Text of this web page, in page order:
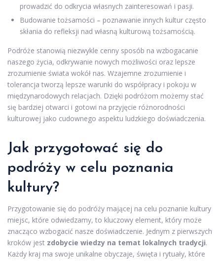
prowadzić do odkrycia własnych zainteresowań i pasji.
Budowanie tożsamości – poznawanie innych kultur często
skłania do refleksji nad własną kulturową tożsamością.
Podróże stanowią niezwykle cenny sposób na wzbogacanie
naszego życia, odkrywanie nowych możliwości oraz lepsze
zrozumienie świata wokół nas. Wzajemne zrozumienie i
tolerancja tworzą lepsze warunki do współpracy i pokoju w
międzynarodowych relacjach. Dzięki podróżom możemy stać
się bardziej otwarci i gotowi na przyjęcie różnorodności
kulturowej jako cudownego aspektu ludzkiego doświadczenia.
Jak przygotować się do
podróży w celu poznania
kultury?
Przygotowanie się do podróży mającej na celu poznanie kultury
miejsc, które odwiedzamy, to kluczowy element, który może
znacząco wzbogacić nasze doświadczenie. Jednym z pierwszych
kroków jest zdobycie wiedzy na temat lokalnych tradycji.
Każdy kraj ma swoje unikalne obyczaje, święta i rytuały, które